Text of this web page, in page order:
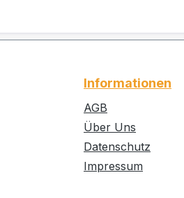
Informationen
AGB
Über Uns
Datenschutz
Impressum